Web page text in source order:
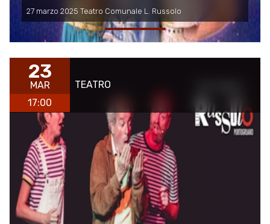
27 marzo 2025 Teatro Comunale L. Russolo
23
MAR
17:00
TEATRO